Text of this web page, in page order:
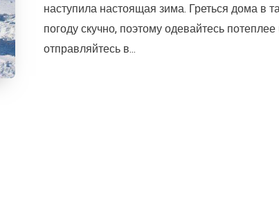
наступила настоящая зима. Греться дома в
погоду скучно, поэтому одевайтесь потеплее
отправляйтесь в...